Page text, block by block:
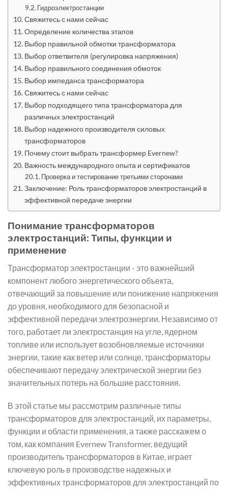
Гидроэлектростанции
Свяжитесь с нами сейчас
Определение количества этапов
Выбор правильной обмотки трансформатора
Выбор ответвителя (регулировка напряжения)
Выбор правильного соединения обмоток
Выбор импеданса трансформатора
Свяжитесь с нами сейчас
Выбор подходящего типа трансформатора для
различных электростанций
Выбор надежного производителя силовых
трансформаторов
Почему стоит выбрать трансформер Evernew?
Важность международного опыта и сертификатов
Проверка и тестирование третьими сторонами
Заключение: Роль трансформаторов электростанций в
эффективной передаче энергии
Понимание трансформаторов
электростанций: Типы, функции и
применение
Трансформатор электростанции - это важнейший
компонент любого энергетического объекта,
отвечающий за повышение или понижение напряжения
до уровня, необходимого для безопасной и
эффективной передачи электроэнергии. Независимо от
того, работает ли электростанция на угле, ядерном
топливе или использует возобновляемые источники
энергии, такие как ветер или солнце, трансформаторы
обеспечивают передачу электрической энергии без
значительных потерь на большие расстояния.
В этой статье мы рассмотрим различные типы
трансформаторов для электростанций, их параметры,
функции и области применения, а также расскажем о
том, как компания Evernew Transformer, ведущий
производитель трансформаторов в Китае, играет
ключевую роль в производстве надежных и
эффективных трансформаторов для электростанций по